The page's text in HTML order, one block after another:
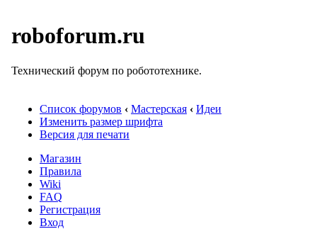
roboforum.ru
Технический форум по робототехнике.
Список форумов ‹ Мастерская ‹ Идеи
Изменить размер шрифта
Версия для печати
Магазин
Правила
Wiki
FAQ
Регистрация
Вход